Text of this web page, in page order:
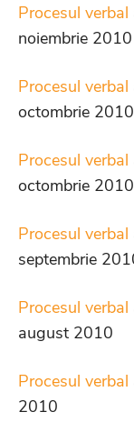
Procesul verbal
noiembrie 2010
Procesul verbal
octombrie 2010
Procesul verbal
octombrie 2010
Procesul verbal
septembrie
Procesul verbal
august 2010
Procesul verbal
2010